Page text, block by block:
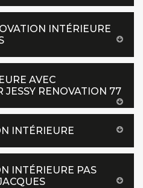
INTÉRIEURE
AVEC
JESSY RENOVATION 77
INTÉRIEURE
INTÉRIEURE PAS